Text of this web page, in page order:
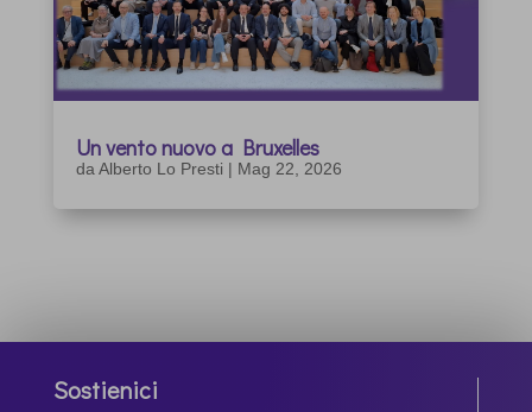
Un vento nuovo a Bruxelles
da Alberto Lo Presti | Mag 22, 2026
Sostienici